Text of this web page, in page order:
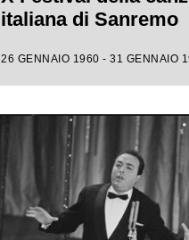
italiana di Sanremo
26 GENNAIO 1960 - 31 GENNAIO